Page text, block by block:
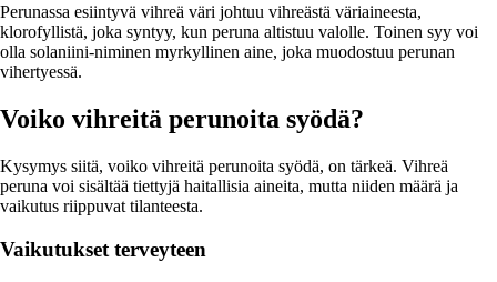
Perunassa esiintyvä vihreä väri johtuu vihreästä väriaineesta,
klorofyllistä, joka syntyy, kun peruna altistuu valolle. Toinen syy voi
olla solaniini-niminen myrkyllinen aine, joka muodostuu perunan
vihertyessä.
Voiko vihreitä perunoita syödä?
Kysymys siitä, voiko vihreitä perunoita syödä, on tärkeä. Vihreä
peruna voi sisältää tiettyjä haitallisia aineita, mutta niiden määrä ja
vaikutus riippuvat tilanteesta.
Vaikutukset terveyteen